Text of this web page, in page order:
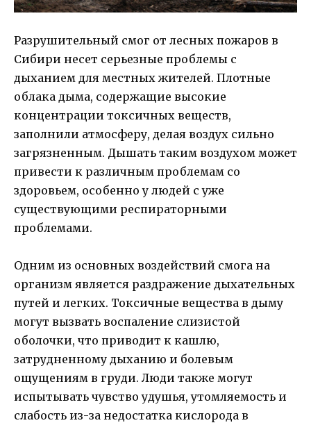
Разрушительный смог от лесных пожаров в
Сибири несет серьезные проблемы с
дыханием для местных жителей. Плотные
облака дыма, содержащие высокие
концентрации токсичных веществ,
заполнили атмосферу, делая воздух сильно
загрязненным. Дышать таким воздухом может
привести к различным проблемам со
здоровьем, особенно у людей с уже
существующими респираторными
проблемами.
Одним из основных воздействий смога на
организм является раздражение дыхательных
путей и легких. Токсичные вещества в дыму
могут вызвать воспаление слизистой
оболочки, что приводит к кашлю,
затрудненному дыханию и болевым
ощущениям в груди. Люди также могут
испытывать чувство удушья, утомляемость и
слабость из-за недостатка кислорода в